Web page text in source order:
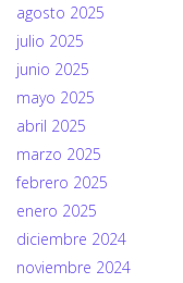
agosto 2025
julio 2025
junio 2025
mayo 2025
abril 2025
marzo 2025
febrero 2025
enero 2025
diciembre 2024
noviembre 2024